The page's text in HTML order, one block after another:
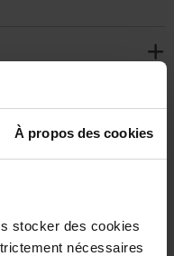
À propos des cookies
stocker des cookies
nécessaires
?